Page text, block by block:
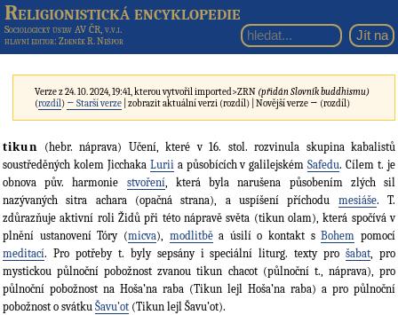
Religionistická encyklopedie
Sociologický ústav AV ČR, v.v.i.
hlavní editor: Zdeněk R. Nešpor
Verze z 24. 10. 2024, 19:41, kterou vytvořilimported>ZRN (přidán Slovník buddhismu)
(rozdíl) ← Starší verze | zobrazit aktuální verzi (rozdíl) | Novější verze → (rozdíl)
tikun (hebr. náprava) Učení, které v 16. stol. rozvinula skupina kabalistů
soustředěných kolem Jicchaka Luriia působících v galilejskémSafedu. Cílem t. je
obnova pův. harmonie stvoření, která byla narušena působením zlých sil
nazývaných sitra achara (opačná strana), a uspíšení příchodu mesiáše. T.
zdůrazňuje aktivní roli Židů při této nápravě světa (tikun olam), která spočívá v
plnění ustanovení Tóry (micva), modlitběa úsilí o kontakt sBohem pomocí
meditací. Pro potřeby t. byly sepsány i speciální liturg. texty prošabat, pro
mystickou půlnoční pobožnost zvanou tikun chacot (půlnoční t., náprava), pro
půlnoční pobožnost na Hoša’na raba (Tikun lejl Hoša’na raba) a pro půlnoční
pobožnost o svátku Šavu’ot (Tikun lejl Šavu’ot).